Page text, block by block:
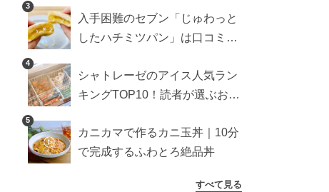
3
入手困難のセブン「じゅわっと
したハチミツパン」は口コミ通
検証
4
シャトレーゼのアイス人気ラン
キングTOP10！読者が選ぶおす
5
カニカマで作るカニ玉丼｜10分
で完成するふわとろ絶品丼
すべて見る